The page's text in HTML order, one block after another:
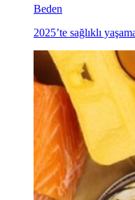
Beden
2025’te sağlıklı